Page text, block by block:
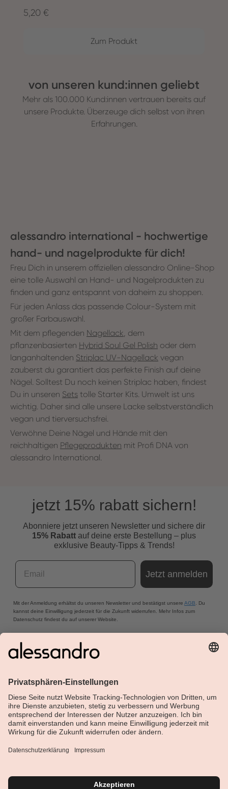
Regulärer Preis:
5,20 €
Zum Produkt
von unseren kund:innen geliebt
Mehr als 100.000 Kund:innen vertrauen bereits auf
unsere Produkte. Überzeuge dich selbst von ihren
Erfahrungen.
alessandro international - hochwertige
hand- und nagelprodukte für dich!
Freu Dich in unserem offiziellen alessandro Online-Shop
eine tolle Auswahl an Hand- und Nagelprodukten zu
finden und ganz entspannt von daheim zu shoppen.
Für jeden Anlass das passende Colour-System mit
großer Farbauswahl.
Mit dem pflegenden Nagellack , dem
pflanzenbasierten Hybrid Soul Gel Polish oder dem
langanhaltenden Striplac UV-Nagellack vegan
zauberst du garantiert das perfekte Finish auf deine
Nägel. Solltest Du noch keinen Striplac haben, findest
Du in unseren Sets tolle Starter Kits. Umwelt ist uns
wichtig. Daher sind alle unsere Lacke selbstverständlich
vegan und tierversuchsfrei.
Verwöhne Deine Nägel und Hände mit den
reichhaltigen Pflegeprodukten mit Profi DNA von
alessandro International.
jetzt 15% rabatt sichern!
Abonniere jetzt unseren Newsletter und sichere dir
15% Rabatt auf deine erste Bestellung – plus
exklusive Beauty-Tipps & Trends!
Email
Jetzt anmelden
Mit der Anmeldung erhältst du unseren Newsletter und bestätigst unsere AGB . Du
kannst deine Einwilligung jederzeit für die Zukunft widerrufen. Mehr Infos zum
Datenschutz findest du auf unserer Website.
Über Alessandro
Shop